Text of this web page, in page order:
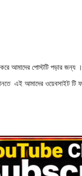
এই আমাদের ওয়েবসাইট